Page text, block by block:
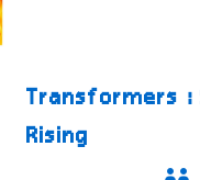
Transformers :
Rising